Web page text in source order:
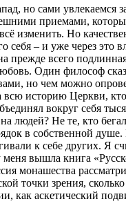
но сами увлекаемся
приемами,
изменить. Но
себя – и уже через это
всего подлинная
Один философ
но чем можно
всю историю Церкви,
вокруг себя
людей? Не те, кто
в собственной душе.
к себе других. Я
вышла книга
монашества
точки зрения,
как аскетический